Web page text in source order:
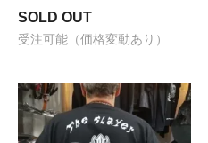
SOLD OUT
受注可能（価格変動あり）